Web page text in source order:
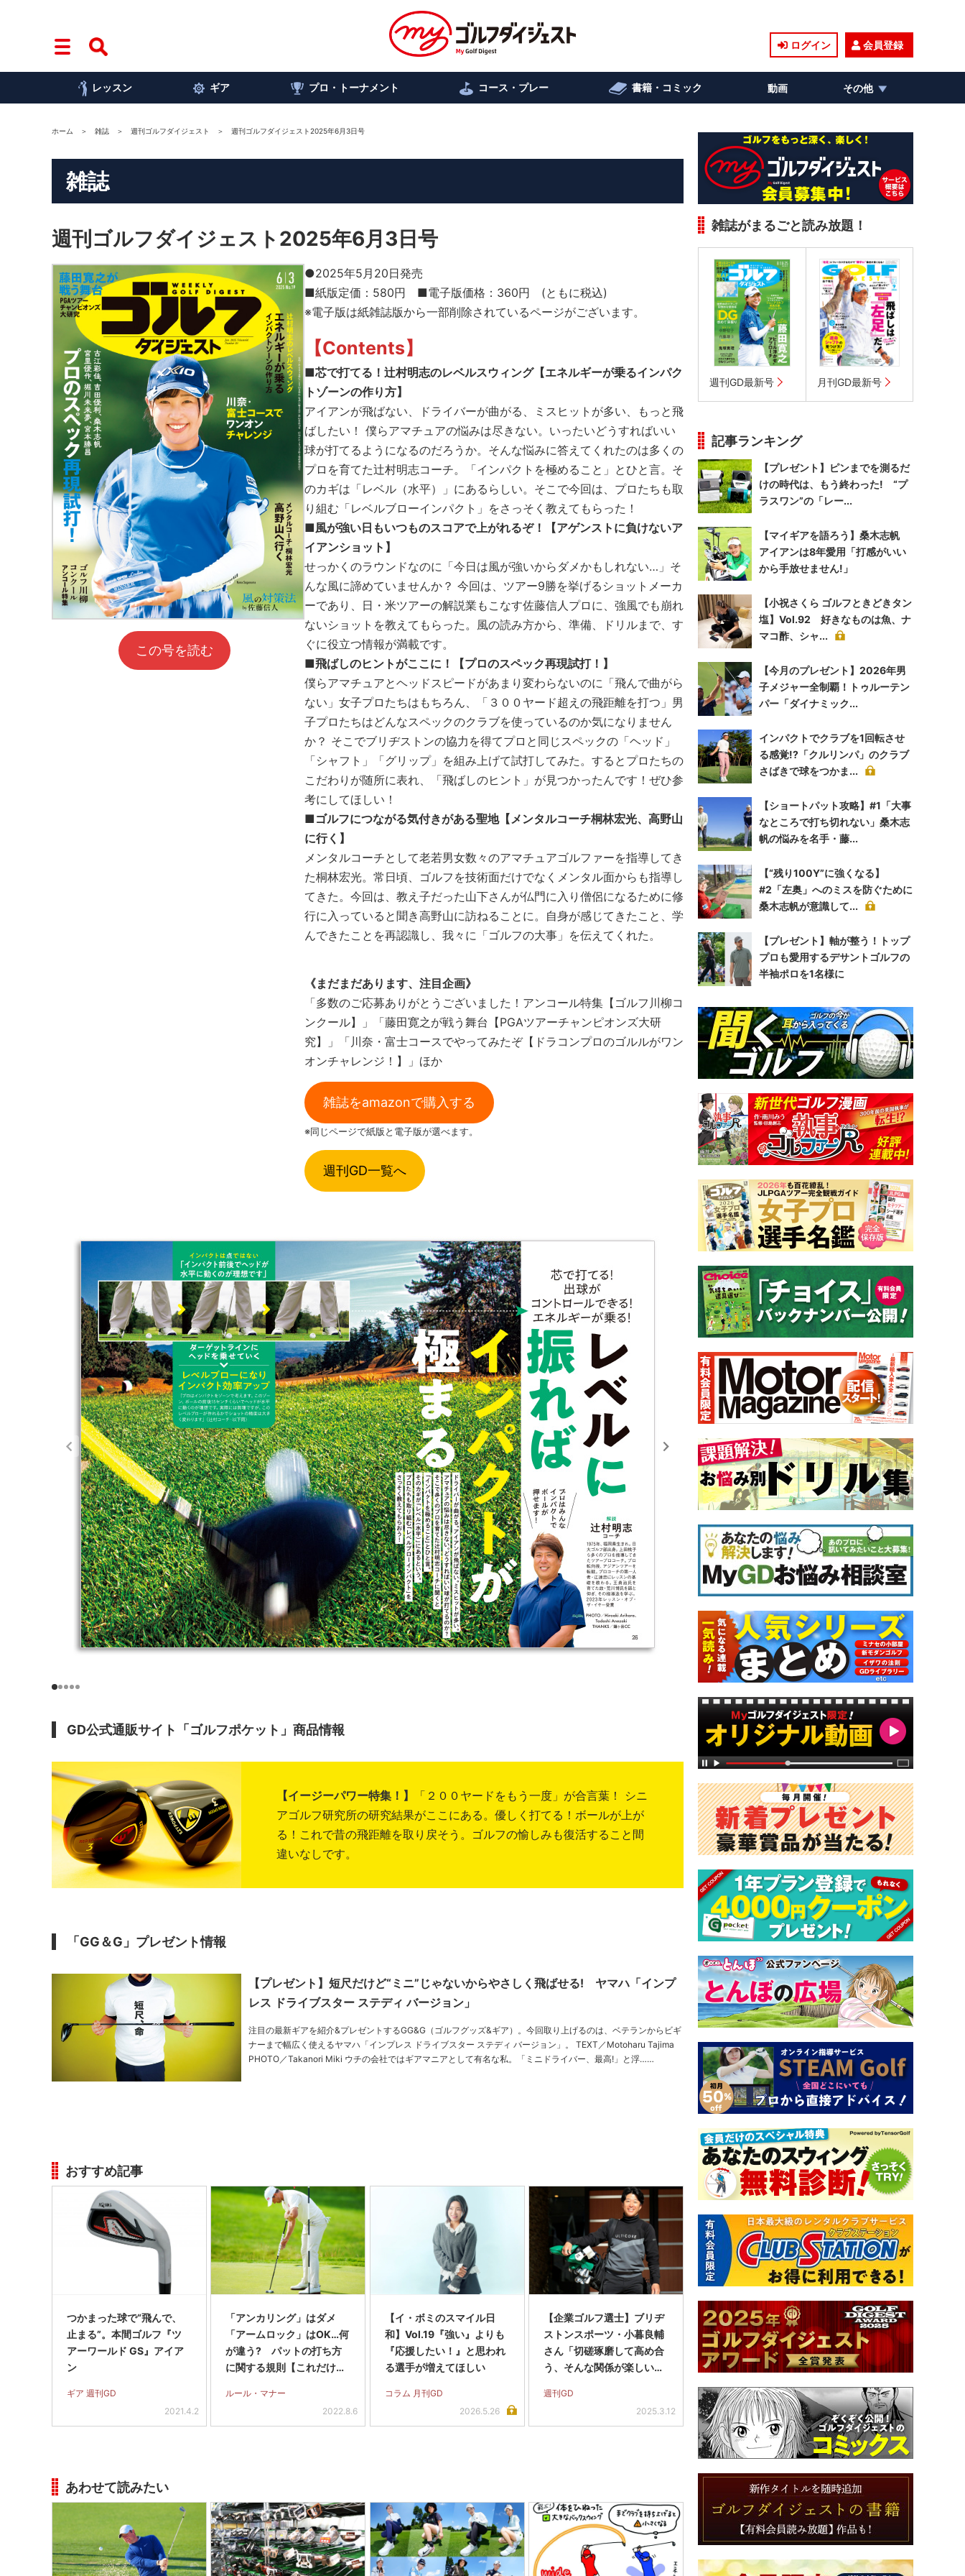
ログイン 会員登録
レッスン ギア プロ・トーナメント コース・プレー 書籍・コミック 動画 その他
ホーム 雑誌 週刊ゴルフダイジェスト 週刊ゴルフダイジェスト2025年6月3日号
雑誌
週刊ゴルフダイジェスト2025年6月3日号
この号を読む
●2025年5月20日発売
■紙版定価：580円 ■電子版価格：360円 (ともに税込)
※電子版は紙雑誌版から一部削除されているページがございます。
【Contents】
■芯で打てる！辻村明志のレベルスウィング【エネルギーが乗るインパク
トゾーンの作り方】
アイアンが飛ばない、ドライバーが曲がる、ミスヒットが多い、もっと飛
ばしたい！ 僕らアマチュアの悩みは尽きない。いったいどうすればいい
球が打てるようになるのだろうか。そんな悩みに答えてくれたのは多くの
プロを育てた辻村明志コーチ。「インパクトを極めること」とひと言。そ
のカギは「レベル（水平）」にあるらしい。そこで今回は、プロたちも取
り組む「レベルブローインパクト」をさっそく教えてもらった！
■風が強い日もいつものスコアで上がれるぞ！【アゲンストに負けないア
イアンショット】
せっかくのラウンドなのに「今日は風が強いからダメかもしれない…」そ
んな風に諦めていませんか？ 今回は、ツアー9勝を挙げるショットメーカ
ーであり、日・米ツアーの解説業もこなす佐藤信人プロに、強風でも崩れ
ないショットを教えてもらった。風の読み方から、準備、ドリルまで、す
ぐに役立つ情報が満載です。
■飛ばしのヒントがここに！【プロのスペック再現試打！】
僕らアマチュアとヘッドスピードがあまり変わらないのに「飛んで曲がら
ない」女子プロたちはもちろん、「３００ヤード超えの飛距離を打つ」男
子プロたちはどんなスペックのクラブを使っているのか気になりません
か？ そこでブリヂストンの協力を得てプロと同じスペックの「ヘッド」
「シャフト」「グリップ」を組み上げて試打してみた。するとプロたちの
こだわりが随所に表れ、「飛ばしのヒント」が見つかったんです！ぜひ参
考にしてほしい！
■ゴルフにつながる気付きがある聖地【メンタルコーチ桐林宏光、高野山
に行く】
メンタルコーチとして老若男女数々のアマチュアゴルファーを指導してき
た桐林宏光。常日頃、ゴルフを技術面だけでなくメンタル面からも指導し
てきた。今回は、教え子だった山下さんが仏門に入り僧侶になるために修
行に入っていると聞き高野山に訪ねることに。自身が感じてきたこと、学
んできたことを再認識し、我々に「ゴルフの大事」を伝えてくれた。
《まだまだあります、注目企画》
「多数のご応募ありがとうございました！アンコール特集【ゴルフ川柳コ
ンクール】」「藤田寛之が戦う舞台【PGAツアーチャンピオンズ大研
究】」「川奈・富士コースでやってみたぞ【ドラコンプロのゴルルがワン
オンチャレンジ！】」ほか
雑誌をamazonで購入する
※同じページで紙版と電子版が選べます。
週刊GD一覧へ
GD公式通販サイト「ゴルフポケット」商品情報
【イージーパワー特集！】
「２００ヤードをもう一度」が合言葉！ シニ
アゴルフ研究所の研究結果がここにある。優しく打てる！ボールが上が
る！これで昔の飛距離を取り戻そう。ゴルフの愉しみも復活すること間
違いなしです。
「GG＆G」プレゼント情報
【プレゼント】短尺だけど“ミニ”じゃないからやさしく飛ばせる! ヤマハ「インプ
レス ドライブスター ステディ バージョン」
注目の最新ギアを紹介&プレゼントするGG&G（ゴルフグッズ&ギア）。今回取り上げるのは、ベテランからビギ
ナーまで幅広く使えるヤマハ「インプレス ドライブスター ステディ バージョン」。 TEXT／Motoharu Tajima
PHOTO／Takanori Miki ウチの会社ではギアマニアとして有名な私。「ミニドライバー、最高!」と浮……
おすすめ記事
つかまった球で“飛んで、
止まる”。本間ゴルフ『ツ
アーワールド GS』アイア
ン
ギア 週刊GD
2021.4.2
「アンカリング」はダメ
「アームロック」はOK…何
が違う? パットの打ち方
に関する規則【これだけゴ
ルール・マナー
2022.8.6
【イ・ボミのスマイル日
和】Vol.19『強い』よりも
『応援したい！』と思われ
る選手が増えてほしい
コラム 月刊GD
2026.5.26
【企業ゴルフ選士】ブリヂ
ストンスポーツ・小暮良輔
さん「切磋琢磨して高め合
う、そんな関係が楽しいで
週刊GD
2025.3.12
あわせて読みたい
雑誌がまるごと読み放題！
週刊GD最新号 月刊GD最新号
記事ランキング
【プレゼント】ピンまでを測るだ
けの時代は、もう終わった! “プ
ラスワン”の「レー...
【マイギアを語ろう】桑木志帆
アイアンは8年愛用「打感がいい
から手放せません!」
【小祝さくら ゴルフときどきタン
塩】Vol.92 好きなものは魚、ナ
マコ酢、シャ...
【今月のプレゼント】2026年男
子メジャー全制覇！トゥルーテン
パー「ダイナミック...
インパクトでクラブを1回転させ
る感覚!?「クルリンパ」のクラブ
さばきで球をつかま...
【ショートパット攻略】#1「大事
なところで打ち切れない」桑木志
帆の悩みを名手・藤...
【“残り100Y”に強くなる】
#2「左奥」へのミスを防ぐために
桑木志帆が意識して...
【プレゼント】軸が整う！トップ
プロも愛用するデサントゴルフの
半袖ポロを1名様に